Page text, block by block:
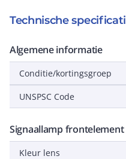
Technische
Algemene informatie
Conditie/kortingsgroep
UNSPSC Code
Signaallamp frontelement
Kleur lens